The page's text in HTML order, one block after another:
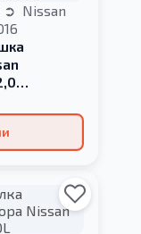
Nissan